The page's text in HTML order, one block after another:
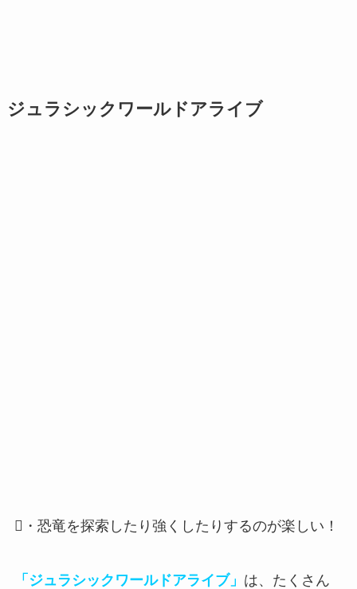
ジュラシックワールドアライブ
・恐竜を探索したり強くしたりするのが楽しい！
「ジュラシックワールドアライブ」 は、たくさん